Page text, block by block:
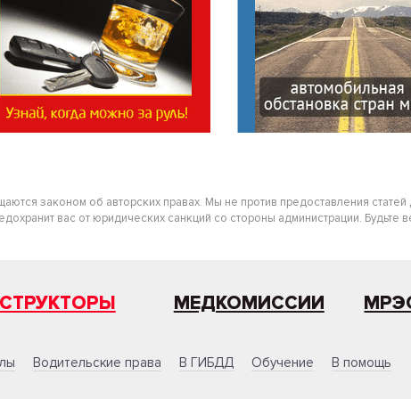
законом об авторских правах. Мы не против предоставления
вас от юридических санкций со стороны администрации. Будьте
МЕДКОМИССИИ
Водительские права В ГИБДД Обучение
В помощь